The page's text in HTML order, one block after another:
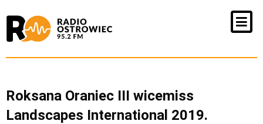
Roksana Oraniec III wicemiss
Landscapes International 2019.